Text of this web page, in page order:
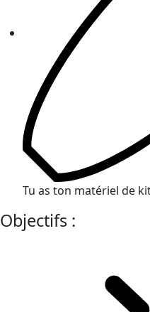
Tu as ton matériel de
Objectifs :